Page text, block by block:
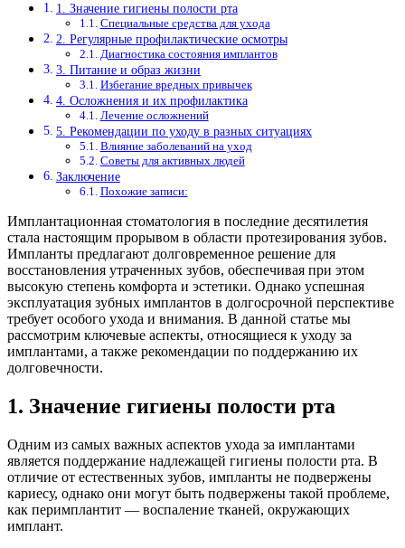
1. Значение гигиены полости рта
Специальные средства для ухода
2. Регулярные профилактические осмотры
Диагностика состояния имплантов
3. Питание и образ жизни
Избегание вредных привычек
4. Осложнения и их профилактика
Лечение осложнений
5. Рекомендации по уходу в разных ситуациях
Влияние заболеваний на уход
Советы для активных людей
Заключение
Похожие записи:
Имплантационная стоматология в последние десятилетия
стала настоящим прорывом в области протезирования зубов.
Импланты предлагают долговременное решение для
восстановления утраченных зубов, обеспечивая при этом
высокую степень комфорта и эстетики. Однако успешная
эксплуатация зубных имплантов в долгосрочной перспективе
требует особого ухода и внимания. В данной статье мы
рассмотрим ключевые аспекты, относящиеся к уходу за
имплантами, а также рекомендации по поддержанию их
долговечности.
1. Значение гигиены полости рта
Одним из самых важных аспектов ухода за имплантами
является поддержание надлежащей гигиены полости рта. В
отличие от естественных зубов, импланты не подвержены
кариесу, однако они могут быть подвержены такой проблеме,
как перимплантит — воспаление тканей, окружающих
имплант.